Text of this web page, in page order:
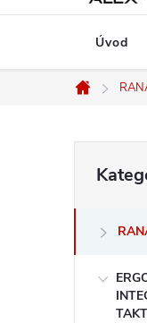
Úvod
Domů
o
s
kategorie